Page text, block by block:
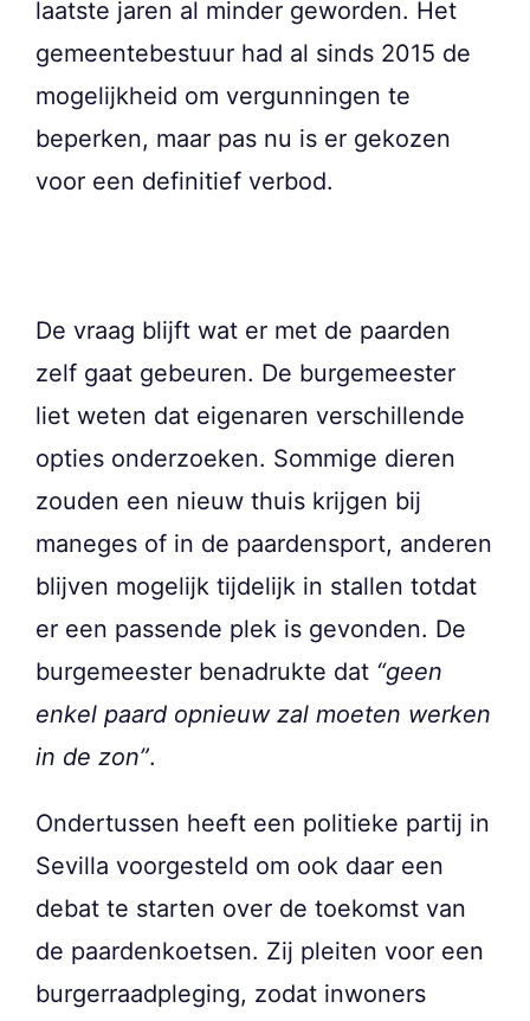
laatste jaren al minder geworden. Het
gemeentebestuur had al sinds 2015 de
mogelijkheid om vergunningen te
beperken, maar pas nu is er gekozen
voor een definitief verbod.
De vraag blijft wat er met de paarden
zelf gaat gebeuren. De burgemeester
liet weten dat eigenaren verschillende
opties onderzoeken. Sommige dieren
zouden een nieuw thuis krijgen bij
maneges of in de paardensport, anderen
blijven mogelijk tijdelijk in stallen totdat
er een passende plek is gevonden. De
burgemeester benadrukte dat “geen
enkel paard opnieuw zal moeten werken
in de zon”.
Ondertussen heeft een politieke partij in
Sevilla voorgesteld om ook daar een
debat te starten over de toekomst van
de paardenkoetsen. Zij pleiten voor een
burgerraadpleging, zodat inwoners